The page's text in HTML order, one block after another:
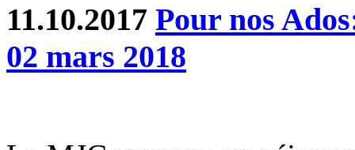
11.10.2017 Pour nos
02 mars 2018